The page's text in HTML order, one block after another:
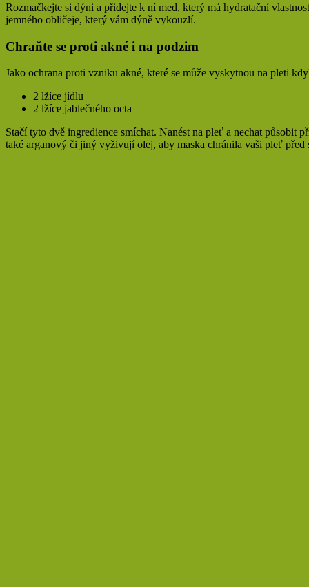
Rozmačkejte si dýni a přidejte k ní med, který má hydratační
jemného obličeje, který vám dýně vykouzlí.
Chraňte se proti akné i na podzim
Jako ochrana proti vzniku akné, které se může vyskytnou na pleti
2 lžíce jídlu
2 lžíce jablečného octa
Stačí tyto dvě ingredience smíchat. Nanést na pleť a nechat působit
také arganový či jiný vyživují olej, aby maska chránila vaši pleť před